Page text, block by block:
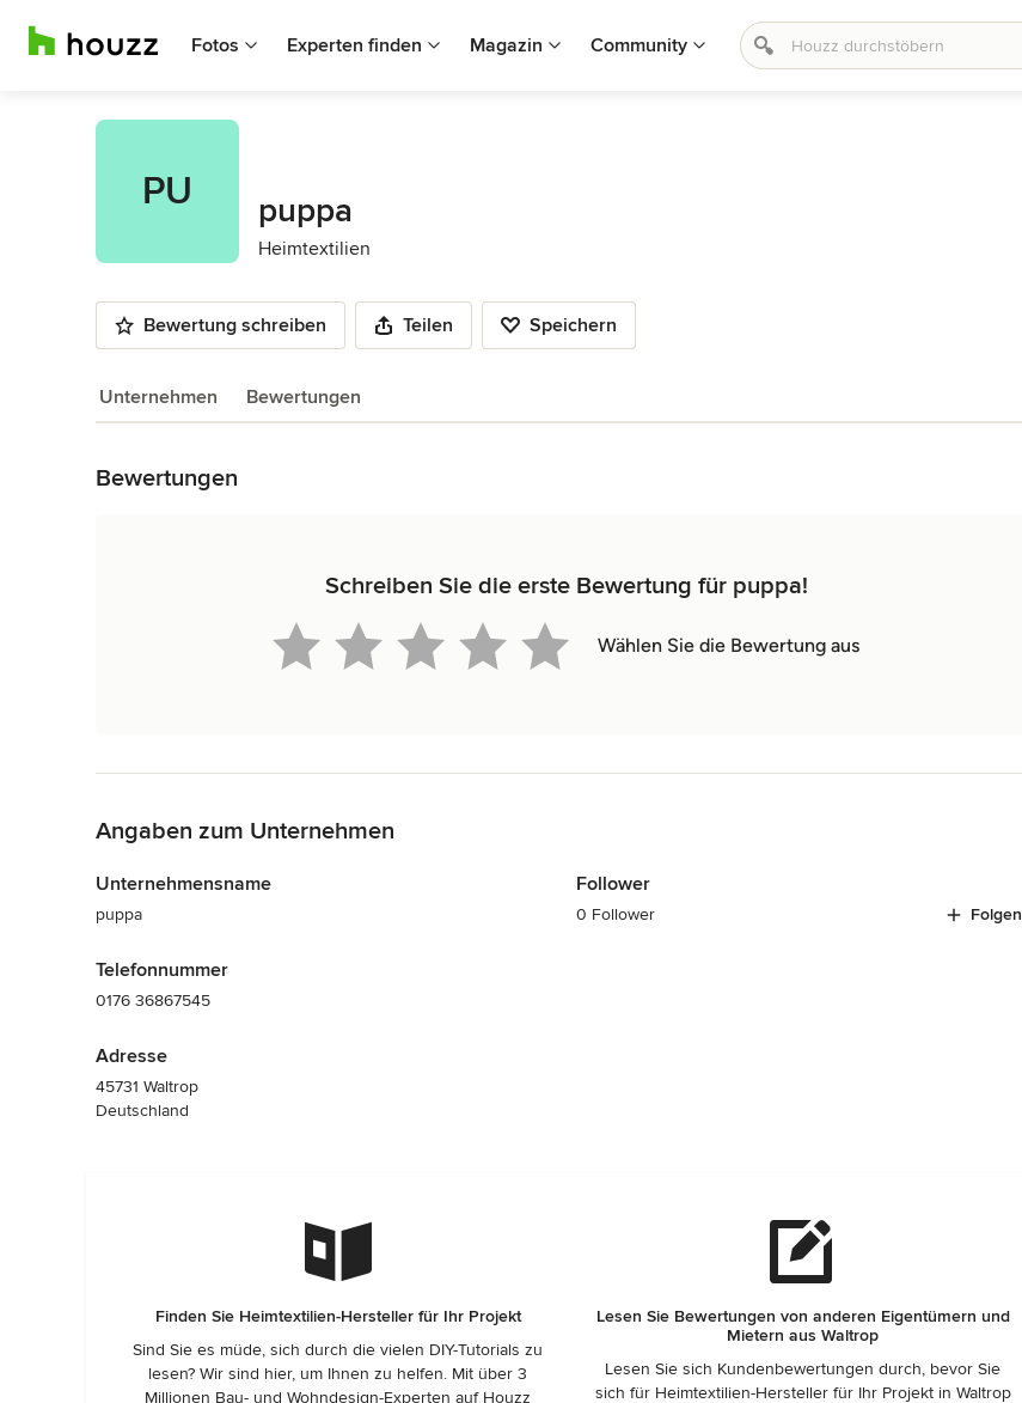
Fotos Experten finden Magazin Community
PU puppa
Heimtextilien
Bewertung schreiben Teilen Speichern
Unternehmen Bewertungen
Bewertungen
Schreiben Sie die erste Bewertung für puppa!
Wählen Sie die Bewertung aus
Angaben zum Unternehmen
Unternehmensname
puppa
Telefonnummer
0176 36867545
Adresse
45731 Waltrop
Deutschland
Follower
0 Follower Folgen
Finden Sie Heimtextilien-Hersteller für Ihr Projekt
Sind Sie es müde, sich durch die vielen DIY-Tutorials zu
lesen? Wir sind hier, um Ihnen zu helfen. Mit über 3
Millionen Bau- und Wohndesign-Experten auf Houzz
Lesen Sie Bewertungen von anderen Eigentümern und
Mietern aus Waltrop
Lesen Sie sich Kundenbewertungen durch, bevor Sie
sich für Heimtextilien-Hersteller für Ihr Projekt in Waltrop